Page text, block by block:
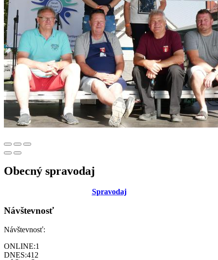
Obecný spravodaj
Spravodaj
Návštevnosť
Návštevnosť:
ONLINE:1
DNES:412